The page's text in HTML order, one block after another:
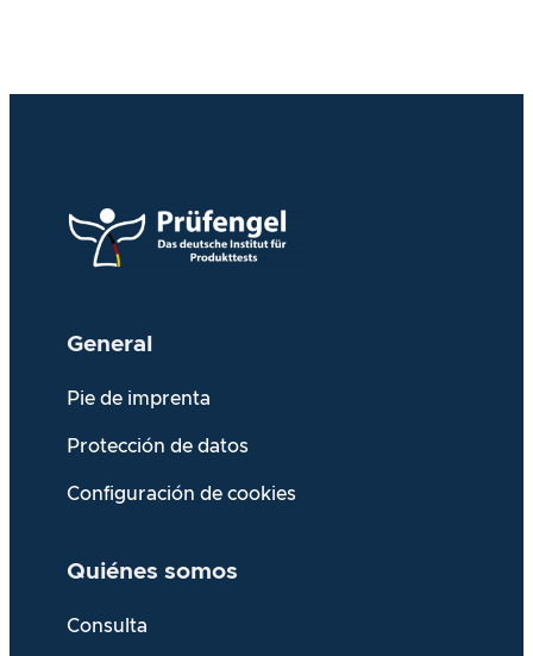
General
Pie de imprenta
Protección de datos
Configuración de cookies
Quiénes somos
Consulta